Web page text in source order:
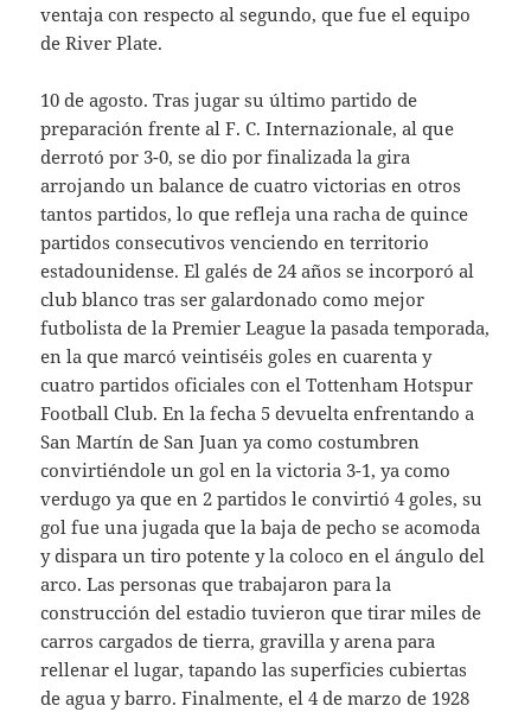
ventaja con respecto al segundo, que fue el equipo
de River Plate.
10 de agosto. Tras jugar su último partido de
preparación frente al F. C. Internazionale, al que
derrotó por 3-0, se dio por finalizada la gira
arrojando un balance de cuatro victorias en otros
tantos partidos, lo que refleja una racha de quince
partidos consecutivos venciendo en territorio
estadounidense. El galés de 24 años se incorporó al
club blanco tras ser galardonado como mejor
futbolista de la Premier League la pasada temporada,
en la que marcó veintiséis goles en cuarenta y
cuatro partidos oficiales con el Tottenham Hotspur
Football Club. En la fecha 5 devuelta enfrentando a
San Martín de San Juan ya como costumbren
convirtiéndole un gol en la victoria 3-1, ya como
verdugo ya que en 2 partidos le convirtió 4 goles, su
gol fue una jugada que la baja de pecho se acomoda
y dispara un tiro potente y la coloco en el ángulo del
arco. Las personas que trabajaron para la
construcción del estadio tuvieron que tirar miles de
carros cargados de tierra, gravilla y arena para
rellenar el lugar, tapando las superficies cubiertas
de agua y barro. Finalmente, el 4 de marzo de 1928